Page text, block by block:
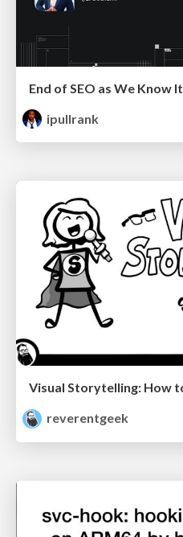
ipullrank
reverentgeek